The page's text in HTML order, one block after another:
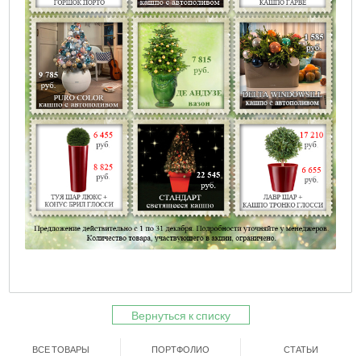
Вернуться к списку
ВСЕ ТОВАРЫ ПОРТФОЛИО СТАТЬИ